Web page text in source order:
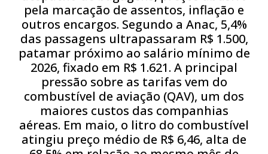
pela marcação de assentos, inflação e
outros encargos. Segundo a Anac, 5,4%
das passagens ultrapassaram R$ 1.500,
patamar próximo ao salário mínimo de
2026, fixado em R$ 1.621. A principal
pressão sobre as tarifas vem do
combustível de aviação (QAV), um dos
maiores custos das companhias
aéreas. Em maio, o litro do combustível
atingiu preço médio de R$ 6,46, alta de